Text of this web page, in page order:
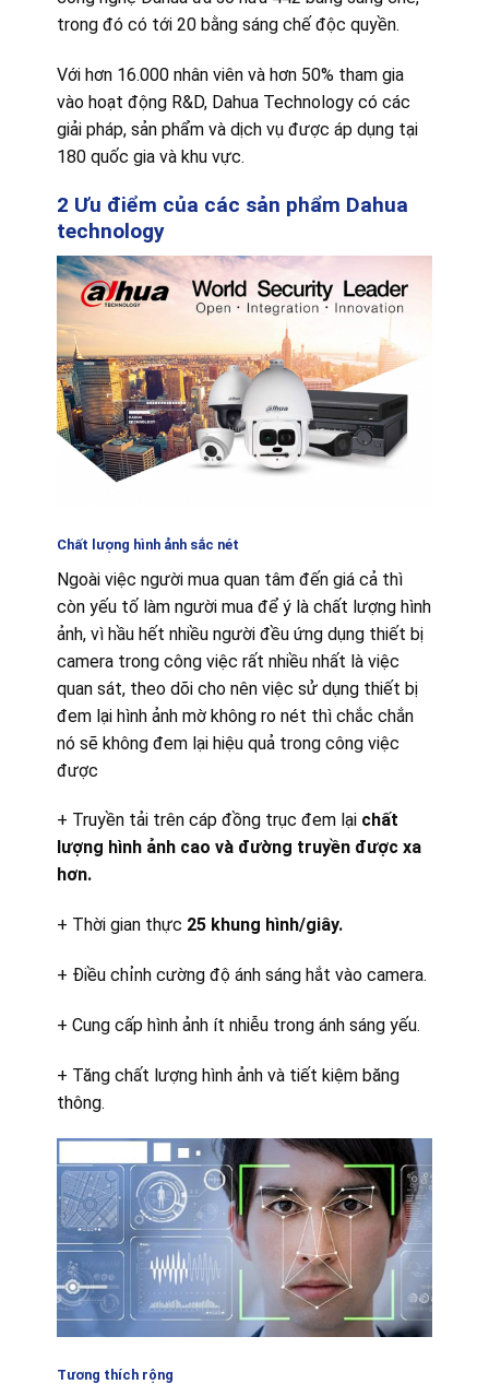
trong đó có tới 20 bằng sáng chế độc quyền.
Với hơn 16.000 nhân viên và hơn 50% tham gia
vào hoạt động R&D, Dahua Technology có các
giải pháp, sản phẩm và dịch vụ được áp dụng tại
180 quốc gia và khu vực.
2 Ưu điểm của các sản phẩm Dahua
technology
Chất lượng hình ảnh sắc nét
Ngoài việc người mua quan tâm đến giá cả thì
còn yếu tố làm người mua để ý là chất lượng hình
ảnh, vì hầu hết nhiều người đều ứng dụng thiết bị
camera trong công việc rất nhiều nhất là việc
quan sát, theo dõi cho nên việc sử dụng thiết bị
đem lại hình ảnh mờ không ro nét thì chắc chắn
nó sẽ không đem lại hiệu quả trong công việc
được
+ Truyền tải trên cáp đồng trục đem lại chất
lượng hình ảnh cao và đường truyền được xa
hơn.
+ Thời gian thực 25 khung hình/giây.
+ Điều chỉnh cường độ ánh sáng hắt vào camera.
+ Cung cấp hình ảnh ít nhiễu trong ánh sáng yếu.
+ Tăng chất lượng hình ảnh và tiết kiệm băng
thông.
Tương thích rộng